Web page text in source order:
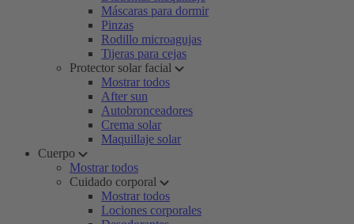
Máscaras para dormir
Pinzas
Rodillo microagujas
Tijeras para cejas
Protector solar facial
Mostrar todos
After sun
Autobronceadores
Crema solar
Maquillaje solar
Cuerpo
Mostrar todos
Cuidado corporal
Mostrar todos
Lociones corporales